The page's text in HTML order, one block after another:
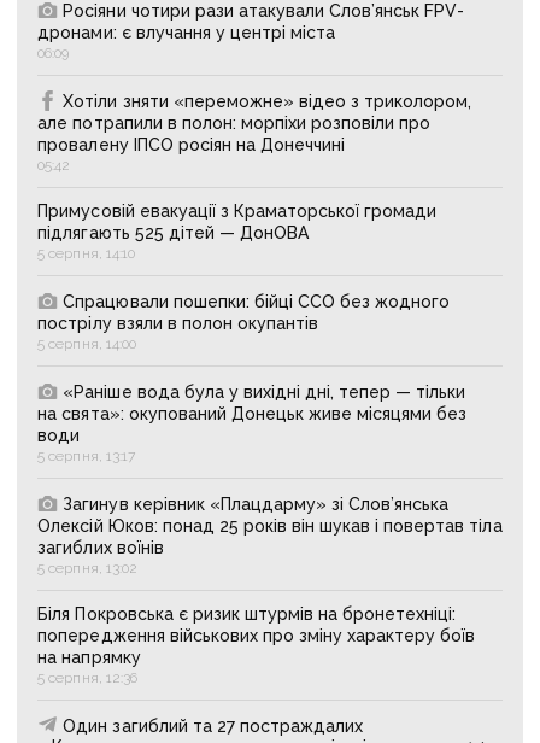
Росіяни чотири рази атакували Слов’янськ FPV-
дронами: є влучання у центрі міста
06:09
Хотіли зняти «переможне» відео з триколором,
але потрапили в полон: морпіхи розповіли про
провалену ІПСО росіян на Донеччині
05:42
Примусовій евакуації з Краматорської громади
підлягають 525 дітей — ДонОВА
5 серпня, 14:10
Спрацювали пошепки: бійці ССО без жодного
пострілу взяли в полон окупантів
5 серпня, 14:00
«Раніше вода була у вихідні дні, тепер — тільки
на свята»: окупований Донецьк живе місяцями без
води
5 серпня, 13:17
Загинув керівник «Плацдарму» зі Слов’янська
Олексій Юков: понад 25 років він шукав і повертав тіла
загиблих воїнів
5 серпня, 13:02
Біля Покровська є ризик штурмів на бронетехніці:
попередження військових про зміну характеру боїв
на напрямку
5 серпня, 12:36
Один загиблий та 27 постраждалих